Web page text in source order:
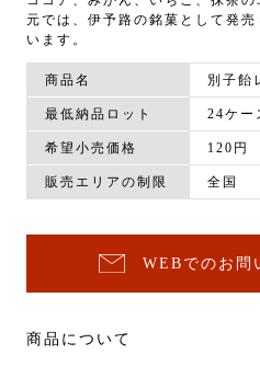
元では、伊予路の銘菓として発
います。
商品名 別子飴
最低納品ロット 24ケー
希望小売価格 120円
販売エリアの制限 全国
WEBでのお問
商品について